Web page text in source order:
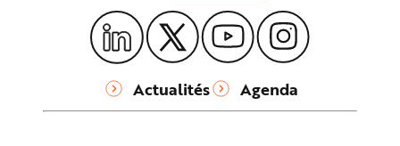
Actualités Agenda